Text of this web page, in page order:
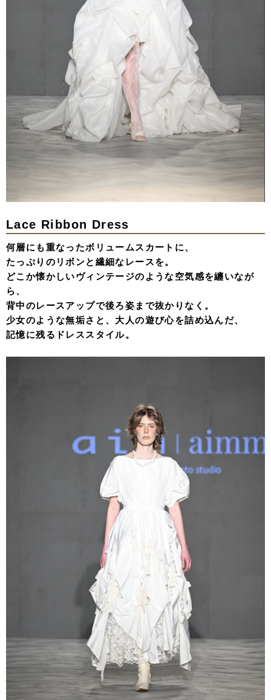
Lace Ribbon Dress
何層にも重なったボリュームスカートに、
たっぷりのリボンと繊細なレースを。
どこか懐かしいヴィンテージのような空気感を纏いなが
ら、
背中のレースアップで後ろ姿まで抜かりなく。
少女のような無垢さと、大人の遊び心を詰め込んだ、
記憶に残るドレススタイル。